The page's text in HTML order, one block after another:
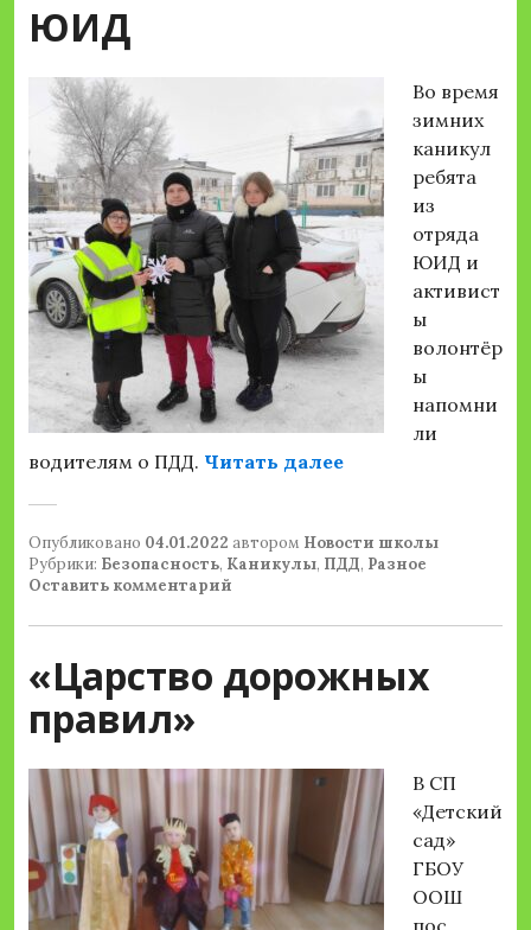
ЮИД
Во время
зимних
каникул
ребята
из
отряда
ЮИД и
активист
ы
волонтёр
ы
напомни
ли
водителям о ПДД. Читать далее«ЮИД»
Опубликовано 04.01.2022 автором Новости школы
Рубрики: Безопасность, Каникулы, ПДД, Разное
Оставить комментарий
«Царство дорожных
правил»
В СП
«Детский
сад»
ГБОУ
ООШ